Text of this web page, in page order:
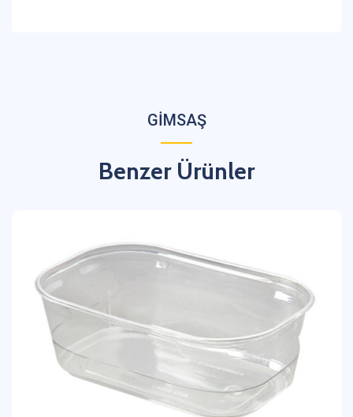
GİMSAŞ
Benzer Ürünler